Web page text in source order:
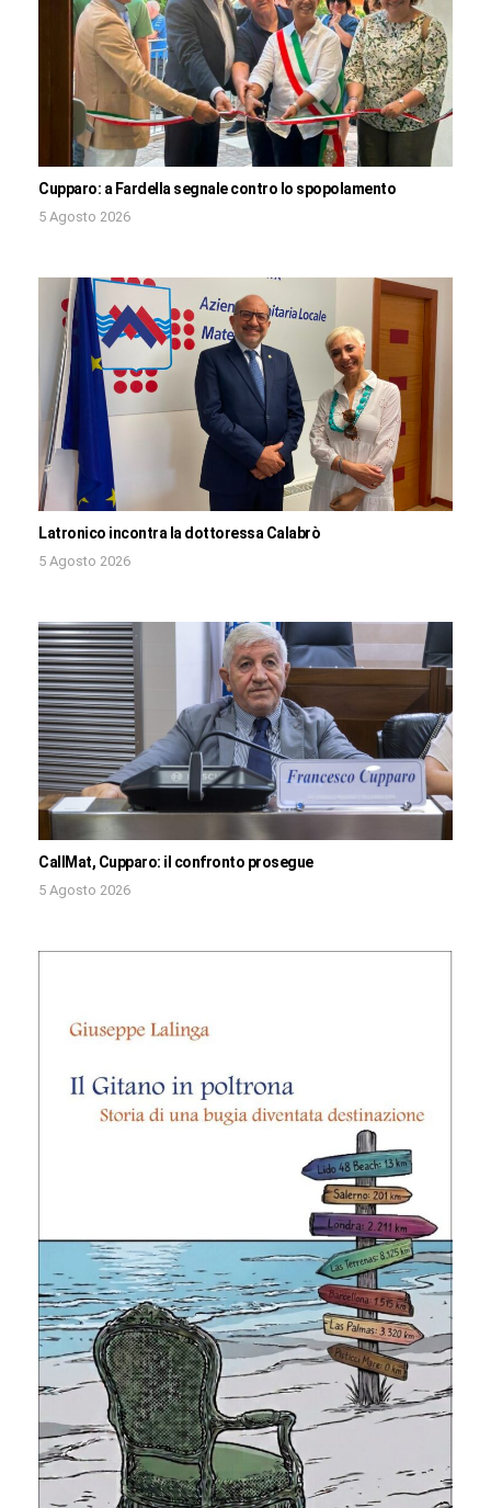
Cupparo: a Fardella segnale contro lo spopolamento
5 Agosto 2026
Latronico incontra la dottoressa Calabrò
5 Agosto 2026
CallMat, Cupparo: il confronto prosegue
5 Agosto 2026